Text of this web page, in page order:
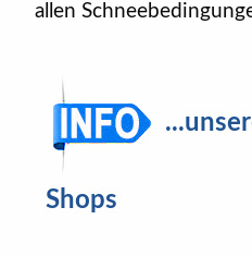
allen
Shops